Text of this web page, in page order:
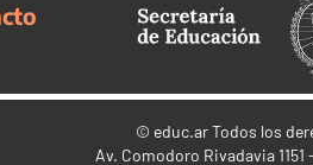
© educ.arTodos los
Av. Comodoro Rivadavia